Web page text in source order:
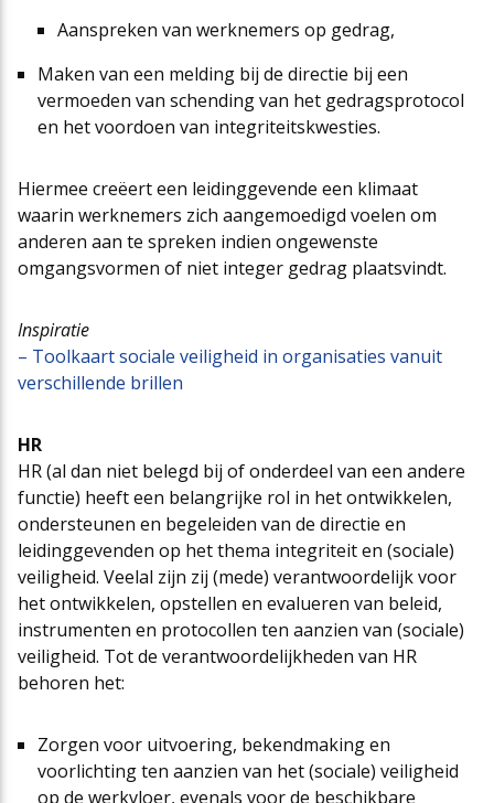
Aanspreken van werknemers op gedrag,
Maken van een melding bij de directie bij een
vermoeden van schending van het gedragsprotocol
en het voordoen van integriteitskwesties.
Hiermee creëert een leidinggevende een klimaat
waarin werknemers zich aangemoedigd voelen om
anderen aan te spreken indien ongewenste
omgangsvormen of niet integer gedrag plaatsvindt.
Inspiratie
– Toolkaart sociale veiligheid in organisaties vanuit
verschillende brillen
HR
HR (al dan niet belegd bij of onderdeel van een andere
functie) heeft een belangrijke rol in het ontwikkelen,
ondersteunen en begeleiden van de directie en
leidinggevenden op het thema integriteit en (sociale)
veiligheid. Veelal zijn zij (mede) verantwoordelijk voor
het ontwikkelen, opstellen en evalueren van beleid,
instrumenten en protocollen ten aanzien van (sociale)
veiligheid. Tot de verantwoordelijkheden van HR
behoren het:
Zorgen voor uitvoering, bekendmaking en
voorlichting ten aanzien van het (sociale) veiligheid
op de werkvloer, evenals voor de beschikbare